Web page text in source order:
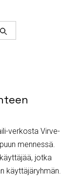
Haku
verkosta Virve-
mennessä.
jotka
käyttäjäryhmän.